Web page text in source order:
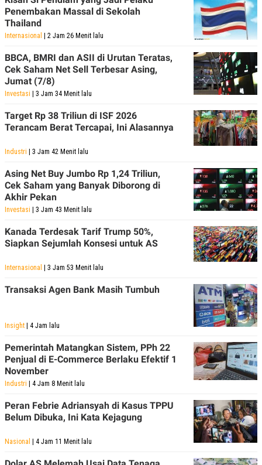
Penembakan Massal di Sekolah
Thailand
Internasional | 2 Jam 26 Menit lalu
BBCA, BMRI dan ASII di Urutan Teratas,
Cek Saham Net Sell Terbesar Asing,
Jumat (7/8)
Investasi | 3 Jam 34 Menit lalu
Target Rp 38 Triliun di ISF 2026
Terancam Berat Tercapai, Ini Alasannya
Industri | 3 Jam 42 Menit lalu
Asing Net Buy Jumbo Rp 1,24 Triliun,
Cek Saham yang Banyak Diborong di
Akhir Pekan
Investasi | 3 Jam 43 Menit lalu
Kanada Terdesak Tarif Trump 50%,
Siapkan Sejumlah Konsesi untuk AS
Internasional | 3 Jam 53 Menit lalu
Transaksi Agen Bank Masih Tumbuh
Insight | 4 Jam lalu
Pemerintah Matangkan Sistem, PPh 22
Penjual di E-Commerce Berlaku Efektif 1
November
Industri | 4 Jam 8 Menit lalu
Peran Febrie Adriansyah di Kasus TPPU
Belum Dibuka, Ini Kata Kejagung
Nasional | 4 Jam 11 Menit lalu